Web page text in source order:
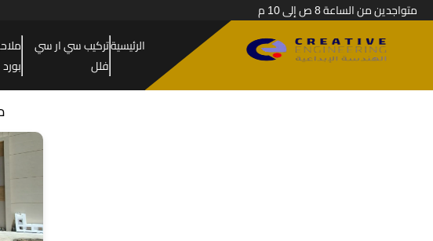
متواجدين من الساعة 8 ص إلى 10 م
الرئيسيةتركيب سي ار سي
فلل
بورد